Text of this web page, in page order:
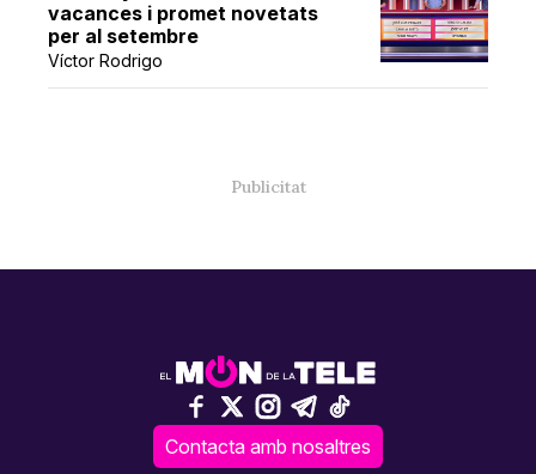
vacances i promet novetats
per al setembre
Víctor Rodrigo
Contacta amb nosaltres